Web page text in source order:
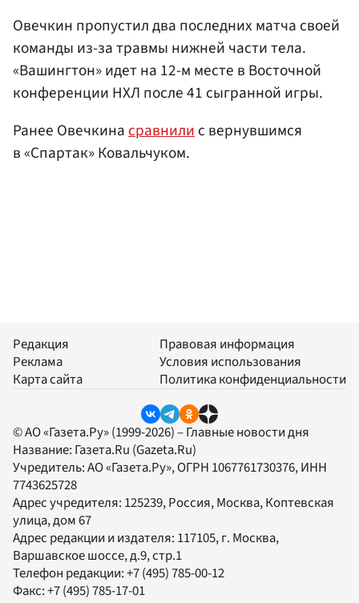
Овечкин пропустил два последних матча своей
команды из-за травмы нижней части тела.
«Вашингтон» идет на 12-м месте в Восточной
конференции НХЛ после 41 сыгранной игры.
Ранее Овечкинасравнилис вернувшимся
в «Спартак» Ковальчуком.
Редакция
Реклама
Карта сайта
Правовая информация
Условия использования
Политика конфиденциальности
© АО «Газета.Ру» (1999-2026) – Главные новости дня
Название: Газета.Ru (Gazeta.Ru)
Учредитель:АО «Газета.Ру», ОГРН 1067761730376, ИНН
7743625728
Адрес учредителя: 125239, Россия, Москва, Коптевская
улица, дом 67
Адрес редакции и издателя: 117105, г. Москва,
Варшавское шоссе, д.9, стр.1
Телефон редакции:+7 (495) 785-00-12
Факс:+7 (495) 785-17-01